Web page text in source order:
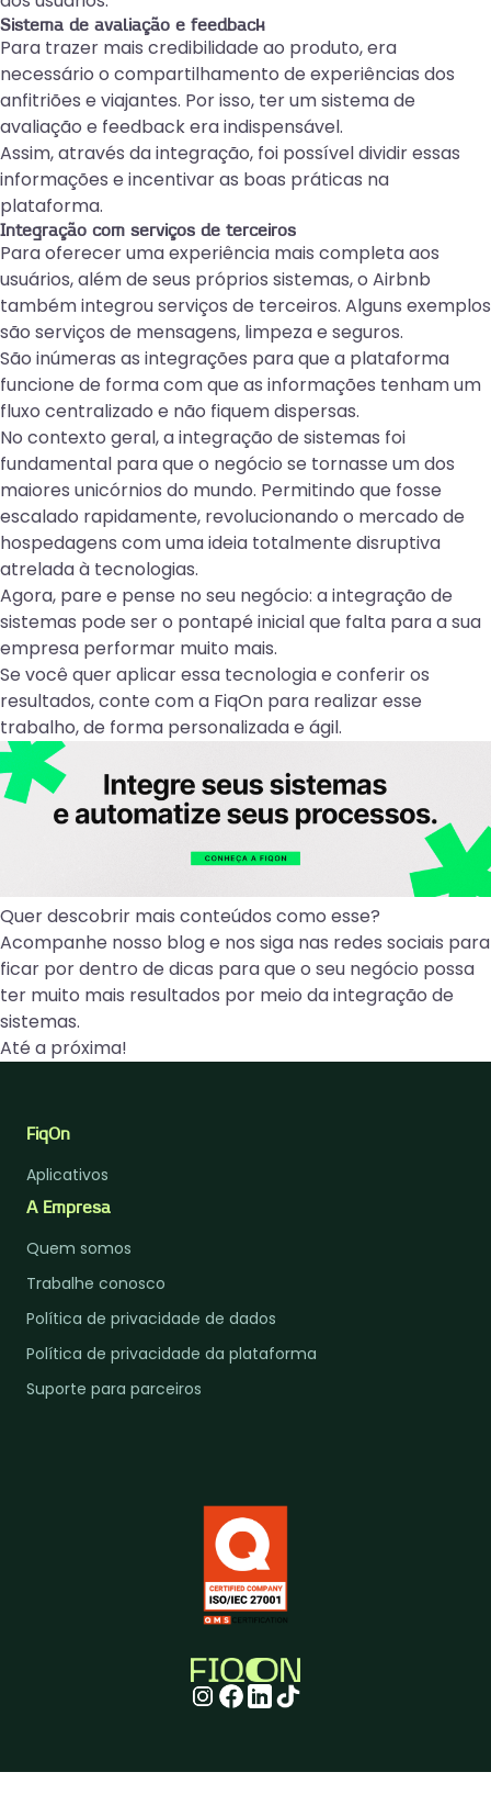
Sistema de avaliação e feedback
Para trazer mais credibilidade ao produto, era
necessário o compartilhamento de experiências dos
anfitriões e viajantes. Por isso, ter um sistema de
avaliação e feedback era indispensável.
Assim, através da integração, foi possível dividir essas
informações e incentivar as boas práticas na
plataforma.
Integração com serviços de terceiros
Para oferecer uma experiência mais completa aos
usuários, além de seus próprios sistemas, o Airbnb
também integrou serviços de terceiros. Alguns exemplos
são serviços de mensagens, limpeza e seguros.
São inúmeras as integrações para que a plataforma
funcione de forma com que as informações tenham um
fluxo centralizado e não fiquem dispersas.
No contexto geral, a integração de sistemas foi
fundamental para que o negócio se tornasse um dos
maiores unicórnios do mundo. Permitindo que fosse
escalado rapidamente, revolucionando o mercado de
hospedagens com uma ideia totalmente disruptiva
atrelada à tecnologias.
Agora, pare e pense no seu negócio: a integração de
sistemas pode ser o pontapé inicial que falta para asua
empresa performar muito mais.
Se você quer aplicar essa tecnologia e conferir os
resultados, conte com a FiqOn para realizar esse
trabalho, de forma personalizada e ágil.
Quer descobrir mais conteúdos como esse?
Acompanhe nosso bloge nos siga nas redes sociais para
ficar por dentro de dicas para que o seu negócio possa
ter muito mais resultados por meio da integração de
sistemas.
Até a próxima!
FiqOn
Aplicativos
A Empresa
Quem somos
Trabalhe conosco
Política de privacidade de dados
Política de privacidade da plataforma
Suporte para parceiros